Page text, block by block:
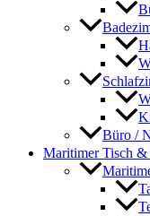
Büro /
Maritimer Tisch